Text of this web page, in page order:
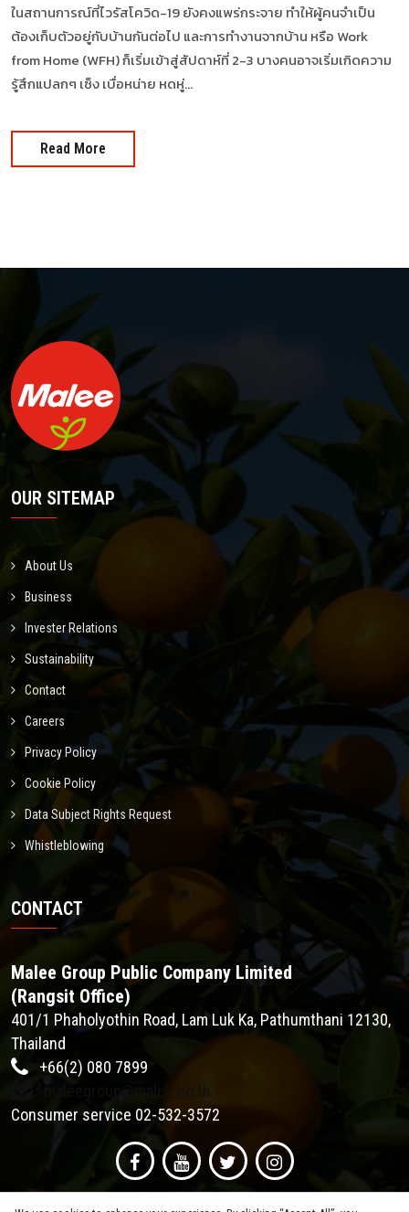
ในสถานการณ์ที่ไวรัสโควิด-19 ยังคงแพร่กระจาย ทำให้ผู้คนจำเป็น
ต้องเก็บตัวอยู่กับบ้านกันต่อไป และการทำงานจากบ้าน หรือ Work
from Home (WFH) ก็เริ่มเข้าสู่สัปดาห์ที่ 2-3 บางคนอาจเริ่มเกิดความ
รู้สึกแปลกๆ เซ็ง เบื่อหน่าย หดหู่...
Read More
OUR SITEMAP
About Us
Business
Invester Relations
Sustainability
Contact
Careers
Privacy Policy
Cookie Policy
Data Subject Rights Request
Whistleblowing
CONTACT
Malee Group Public Company Limited
(Rangsit Office)
401/1 Phaholyothin Road, Lam Luk Ka, Pathumthani 12130,
Thailand
+66(2) 080 7899
maleegroup@malee.co.th
Consumer service 02-532-3572